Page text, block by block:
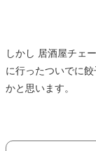
しかし 居酒屋チェ
に行ったついでに
かと思います。